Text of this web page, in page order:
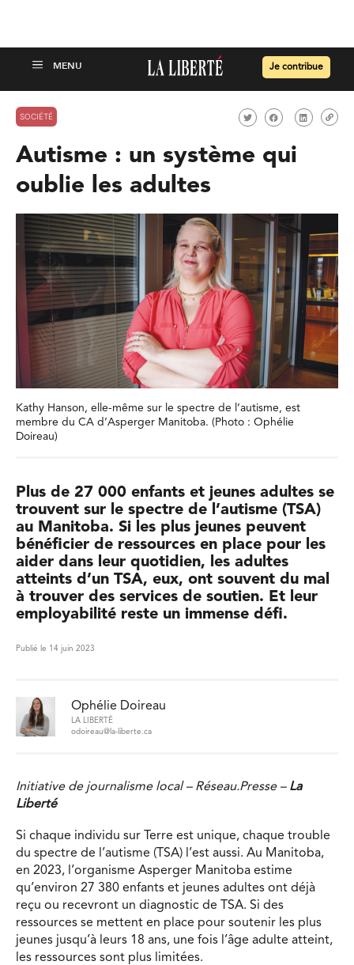
Je contribue
SOCIÉTÉ
Autisme : un système qui
oublie les adultes
Kathy Hanson, elle-même sur le spectre de l’autisme, est
membre du CA d’Asperger Manitoba. (Photo : Ophélie
Doireau)
Plus de 27 000 enfants et jeunes adultes se
trouvent sur le spectre de l’autisme (TSA)
au Manitoba. Si les plus jeunes peuvent
bénéficier de ressources en place pour les
aider dans leur quotidien, les adultes
atteints d’un TSA, eux, ont souvent du mal
à trouver des services de soutien. Et leur
employabilité reste un immense défi.
Publié le 14 juin 2023
Ophélie Doireau
LA LIBERTÉ
odoireau@la-liberte.ca
Initiative de journalisme local – Réseau.Presse – La
Liberté
Si chaque individu sur Terre est unique, chaque trouble
du spectre de l’autisme (TSA) l’est aussi. Au Manitoba,
en 2023, l’organisme Asperger Manitoba estime
qu’environ 27 380 enfants et jeunes adultes ont déjà
reçu ou recevront un diagnostic de TSA. Si des
ressources se mettent en place pour soutenir les plus
jeunes jusqu’à leurs 18 ans, une fois l’âge adulte atteint,
les ressources sont plus limitées.